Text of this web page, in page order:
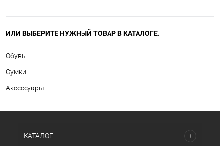
ИЛИ ВЫБЕРИТЕ НУЖНЫЙ ТОВАР В КАТАЛОГЕ.
Обувь
Сумки
Аксессуары
КАТАЛОГ